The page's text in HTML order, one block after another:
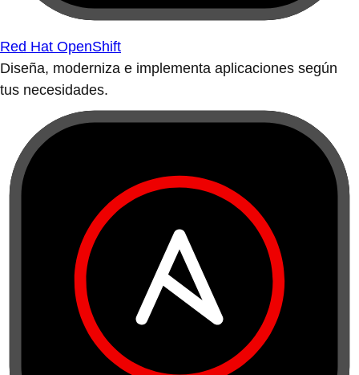
Red Hat OpenShift
Diseña, moderniza e implementa aplicaciones según
tus necesidades.